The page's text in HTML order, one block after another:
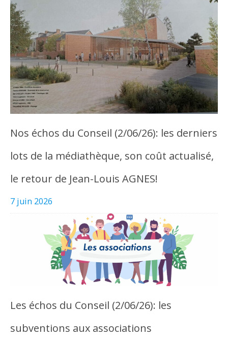
Nos échos du Conseil (2/06/26): les derniers
lots de la médiathèque, son coût actualisé,
le retour de Jean-Louis AGNES!
7 juin 2026
Les échos du Conseil (2/06/26): les
subventions aux associations